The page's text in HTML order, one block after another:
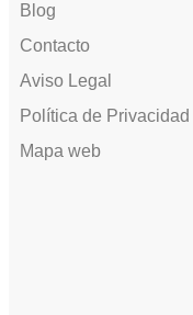
Blog
Contacto
Aviso Legal
Política de Privacidad
Mapa web